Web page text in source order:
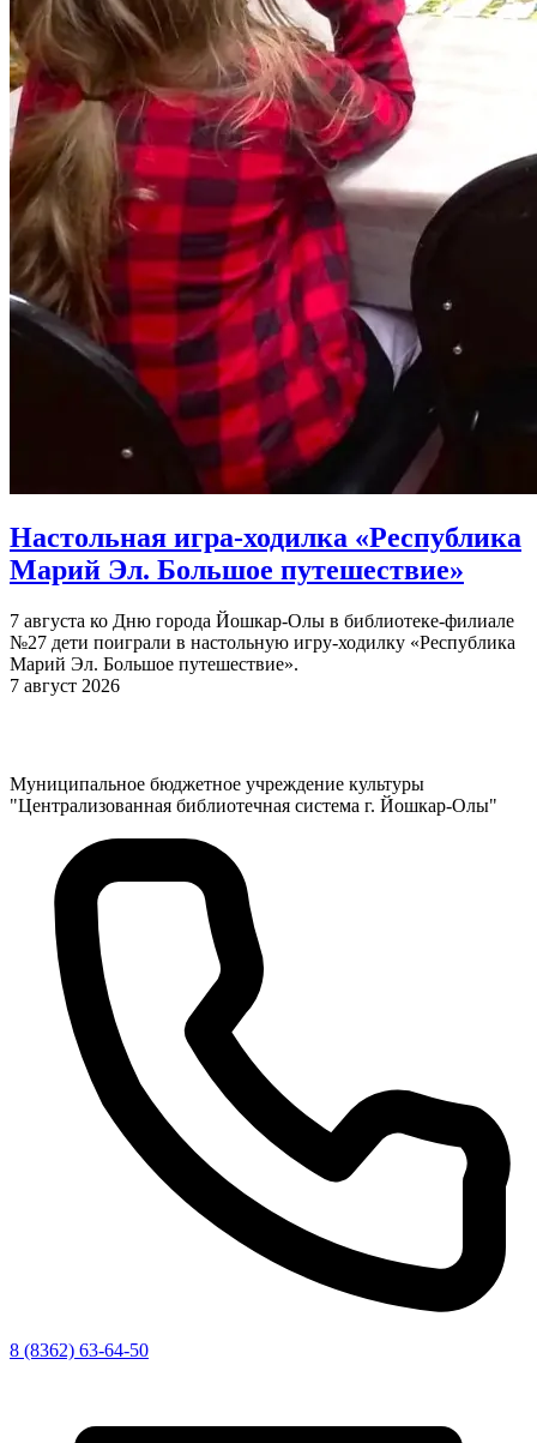
Настольная игра-ходилка «Республика
Марий Эл. Большое путешествие»
7 августа ко Дню города Йошкар-Олы в библиотеке-филиале
№27 дети поиграли в настольную игру-ходилку «Республика
Марий Эл. Большое путешествие».
7 август 2026
Муниципальное бюджетное учреждение культуры
"Централизованная библиотечная система г. Йошкар-Олы"
8 (8362) 63-64-50